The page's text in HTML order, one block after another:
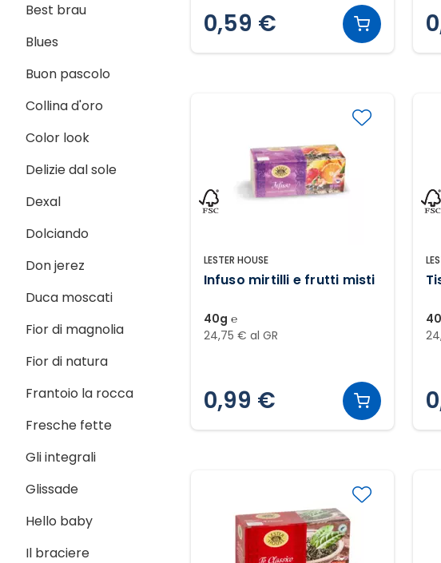
Best brau
Blues
Buon pascolo
Collina d'oro
Color look
Delizie dal sole
Dexal
Dolciando
Don jerez
Duca moscati
Fior di magnolia
Fior di natura
Frantoio la rocca
Fresche fette
Gli integrali
Glissade
Hello baby
Il braciere
0,59 €
LESTER HOUSE
Infuso mirtilli e frutti misti
40g ℮
24,75 € al GR
0,99 €